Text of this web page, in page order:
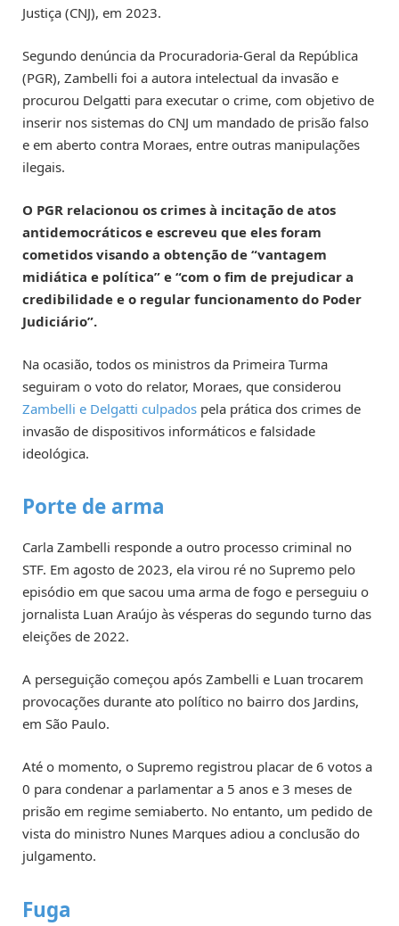
Justiça (CNJ), em 2023.
Segundo denúncia da Procuradoria-Geral da República
(PGR), Zambelli foi a autora intelectual da invasão e
procurou Delgatti para executar o crime, com objetivo de
inserir nos sistemas do CNJ um mandado de prisão falso
e em aberto contra Moraes, entre outras manipulações
ilegais.
O PGR relacionou os crimes à incitação de atos
antidemocráticos e escreveu que eles foram
cometidos visando a obtenção de “vantagem
midiática e política” e “com o fim de prejudicar a
credibilidade e o regular funcionamento do Poder
Judiciário”.
Na ocasião, todos os ministros da Primeira Turma
seguiram o voto do relator, Moraes, que considerou
Zambelli e Delgatti culpados pela prática dos crimes de
invasão de dispositivos informáticos e falsidade
ideológica.
Porte de arma
Carla Zambelli responde a outro processo criminal no
STF. Em agosto de 2023, ela virou ré no Supremo pelo
episódio em que sacou uma arma de fogo e perseguiu o
jornalista Luan Araújo às vésperas do segundo turno das
eleições de 2022.
A perseguição começou após Zambelli e Luan trocarem
provocações durante ato político no bairro dos Jardins,
em São Paulo.
Até o momento, o Supremo registrou placar de 6 votos a
0 para condenar a parlamentar a 5 anos e 3 meses de
prisão em regime semiaberto. No entanto, um pedido de
vista do ministro Nunes Marques adiou a conclusão do
julgamento.
Fuga